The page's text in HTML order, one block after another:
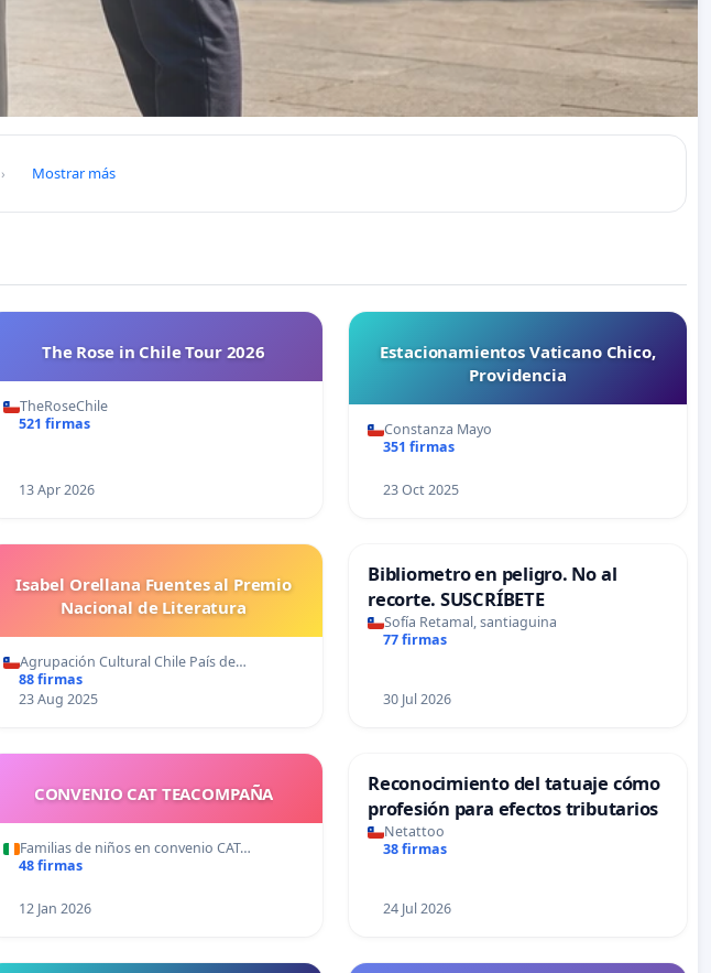
› Mostrar más
The Rose in Chile Tour 2026
TheRoseChile
521 firmas
13 Apr 2026
Estacionamientos Vaticano Chico,
Providencia
Constanza Mayo
351 firmas
23 Oct 2025
Isabel Orellana Fuentes al Premio
Nacional de Literatura
Agrupación Cultural Chile País de…
88 firmas
23 Aug 2025
Bibliometro en peligro. No al
recorte. SUSCRÍBETE
Sofía Retamal, santiaguina
77 firmas
30 Jul 2026
CONVENIO CAT TEACOMPAÑA
Familias de niños en convenio CAT…
48 firmas
12 Jan 2026
Reconocimiento del tatuaje cómo
profesión para efectos tributarios
Netattoo
38 firmas
24 Jul 2026